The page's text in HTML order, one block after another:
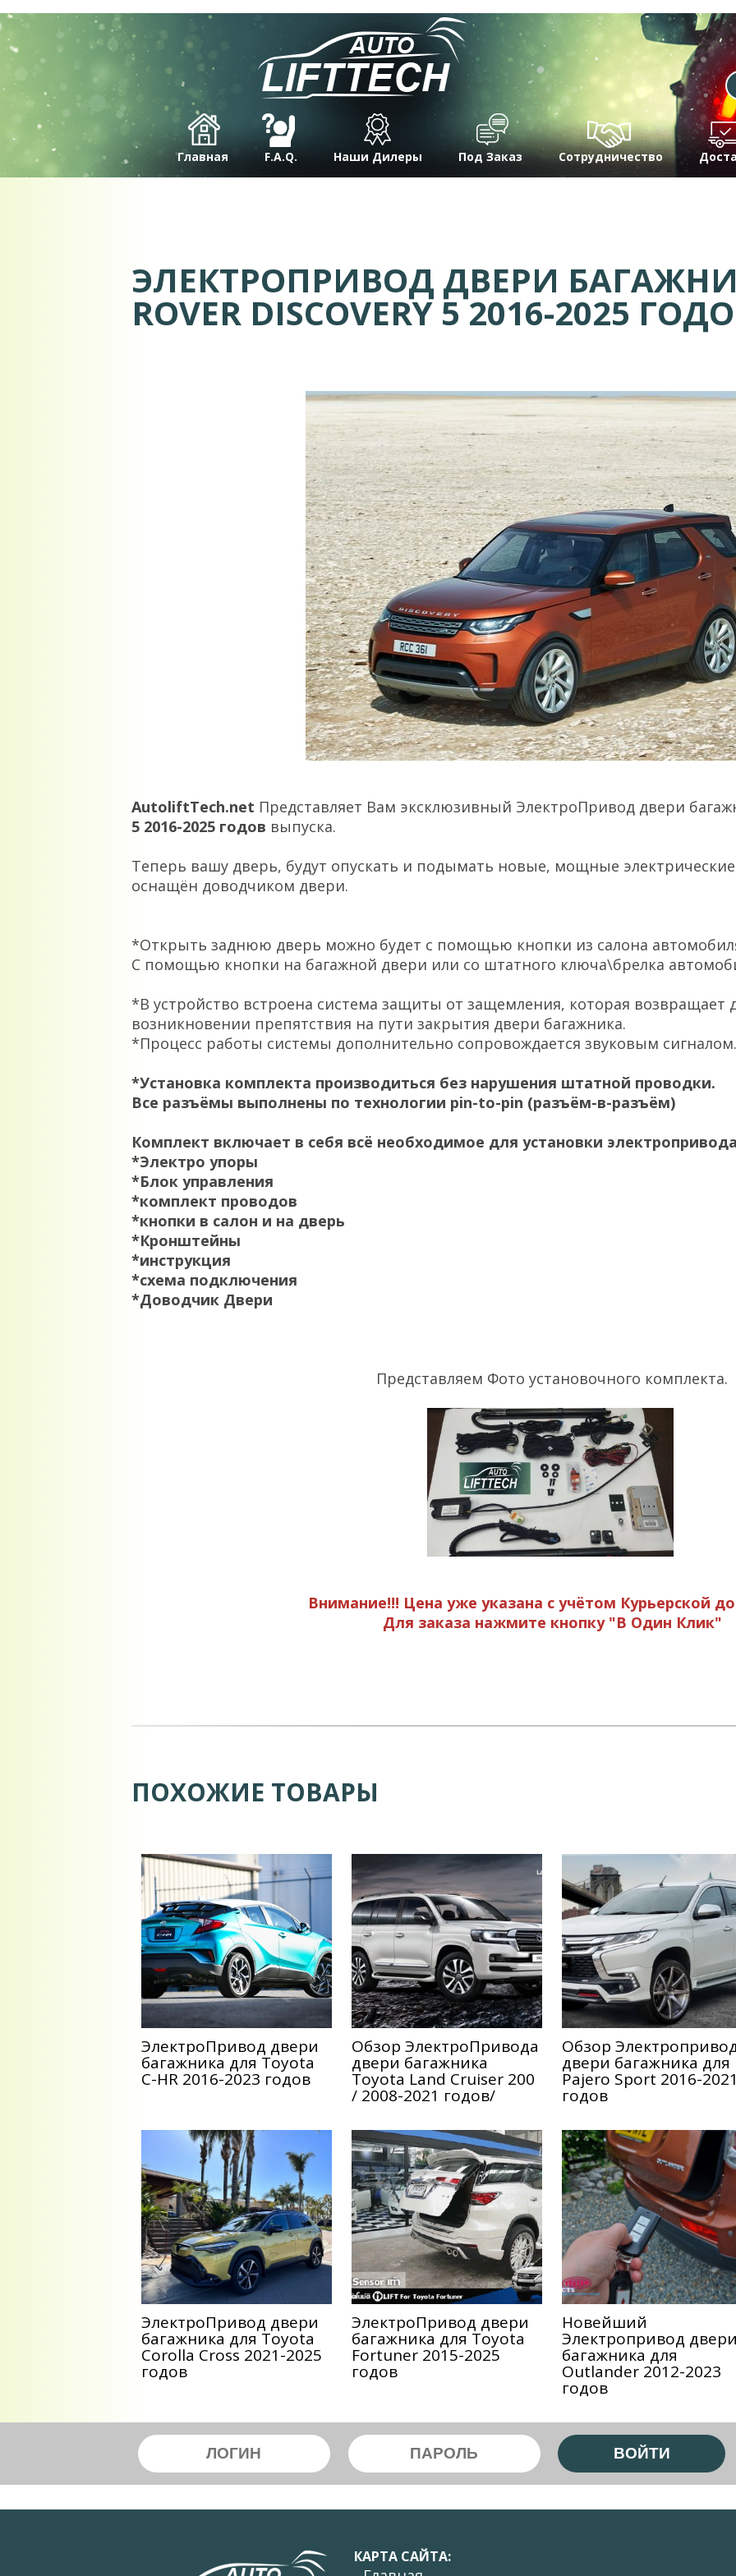
Главная F.A.Q. Наши Дилеры Под Заказ Сотрудничество
ЭЛЕКТРОПРИВОД ДВЕРИ
ROVER DISCOVERY 5 2016-2025
AutoliftTech.net Представляет Вам эксклюзивный ЭлектроПривод двери
5 2016-2025 годов выпуска.
Теперь вашу дверь, будут опускать и подымать новые, мощные
оснащён доводчиком двери.
*Открыть заднюю дверь можно будет с помощью кнопки из салона
С помощью кнопки на багажной двери или со штатного ключа\брелка
*В устройство встроена система защиты от защемления, которая
возникновении препятствия на пути закрытия двери багажника.
*Процесс работы системы дополнительно сопровождается звуковым сигналом.
*Установка комплекта производиться без нарушения штатной проводки.
Все разъёмы выполнены по технологии pin-to-pin (разъём-в-разъём)
Комплект включает в себя всё необходимое для установки
*Электро упоры
*Блок управления
*комплект проводов
*кнопки в салон и на дверь
*Кронштейны
*инструкция
*схема подключения
*Доводчик Двери
Представляем Фото установочного комплекта.
Внимание!!! Цена уже указана с учётом Курьерской
Для заказа нажмите кнопку "В Один Клик"
ПОХОЖИЕ ТОВАРЫ
ЭлектроПривод двери
багажника для Toyota
C-HR 2016-2023 годов
Обзор ЭлектроПривода
двери багажника
Toyota Land Cruiser 200
/ 2008-2021 годов/
Обзор
двери багажника для
Pajero Sport 2016-
годов
ЭлектроПривод двери
багажника для Toyota
Corolla Cross 2021-2025
годов
ЭлектроПривод двери
багажника для Toyota
Fortuner 2015-2025
годов
Новейший
Электропривод
багажника для
Outlander 2012-2023
годов
КАРТА САЙТА: